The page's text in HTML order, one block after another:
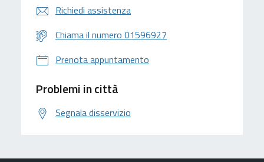
Richiedi assistenza
Chiama il numero 01596927
Prenota appuntamento
Problemi in città
Segnala disservizio